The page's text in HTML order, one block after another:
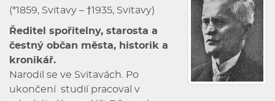
(*1859, Svitavy – †1935, Svitavy)
Ředitel spořitelny, starosta a
čestný občan města, historik a
kronikář.
Narodil se ve Svitavách. Po
ukončení studií pracoval v